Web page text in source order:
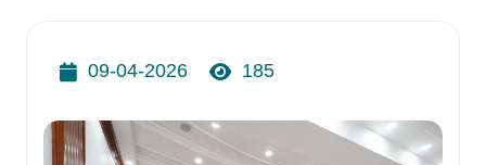
09-04-2026 185